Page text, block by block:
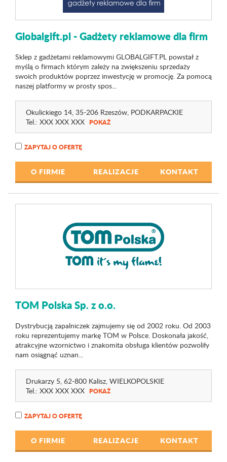
Globalgift.pl - Gadżety reklamowe dla firm
Sklep z gadżetami reklamowymi GLOBALGIFT.PL powstał z
myślą o firmach którym zależy na zwiększeniu sprzedaży
swoich produktów poprzez inwestycję w promocję. Za pomocą
naszej platformy w prosty spos...
Okulickiego 14, 35-206 Rzeszów, PODKARPACKIE
Tel.: XXX XXX XXX POKAŻ
ZAPYTAJ O OFERTĘ
O FIRMIE REALIZACJE KONTAKT
TOM Polska Sp. z o.o.
Dystrybucją zapalniczek zajmujemy się od 2002 roku. Od 2003
roku reprezentujemy markę TOM w Polsce. Doskonała jakość,
atrakcyjne wzornictwo i znakomita obsługa klientów pozwoliły
nam osiągnąć uznan...
Drukarzy 5, 62-800 Kalisz, WIELKOPOLSKIE
Tel.: XXX XXX XXX POKAŻ
ZAPYTAJ O OFERTĘ
O FIRMIE REALIZACJE KONTAKT